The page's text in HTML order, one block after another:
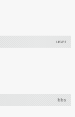
user
bbs